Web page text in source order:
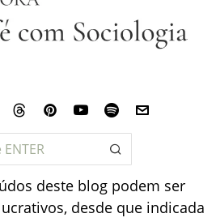
deste blog podem ser
desde que indicada